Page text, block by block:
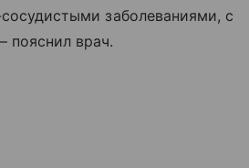
заболеваниями, с
пояснил врач.